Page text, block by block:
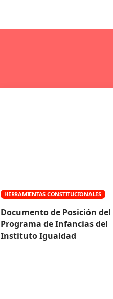
HERRAMIENTAS CONSTITUCIONALES
Documento de Posición del
Programa de Infancias del
Instituto Igualdad